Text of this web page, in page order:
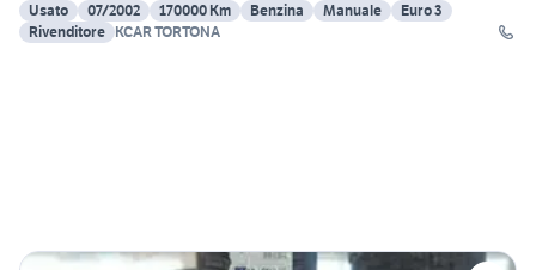
Usato
07/2002 170000 Km Benzina Manuale
Euro 3
Rivenditore KCAR TORTONA